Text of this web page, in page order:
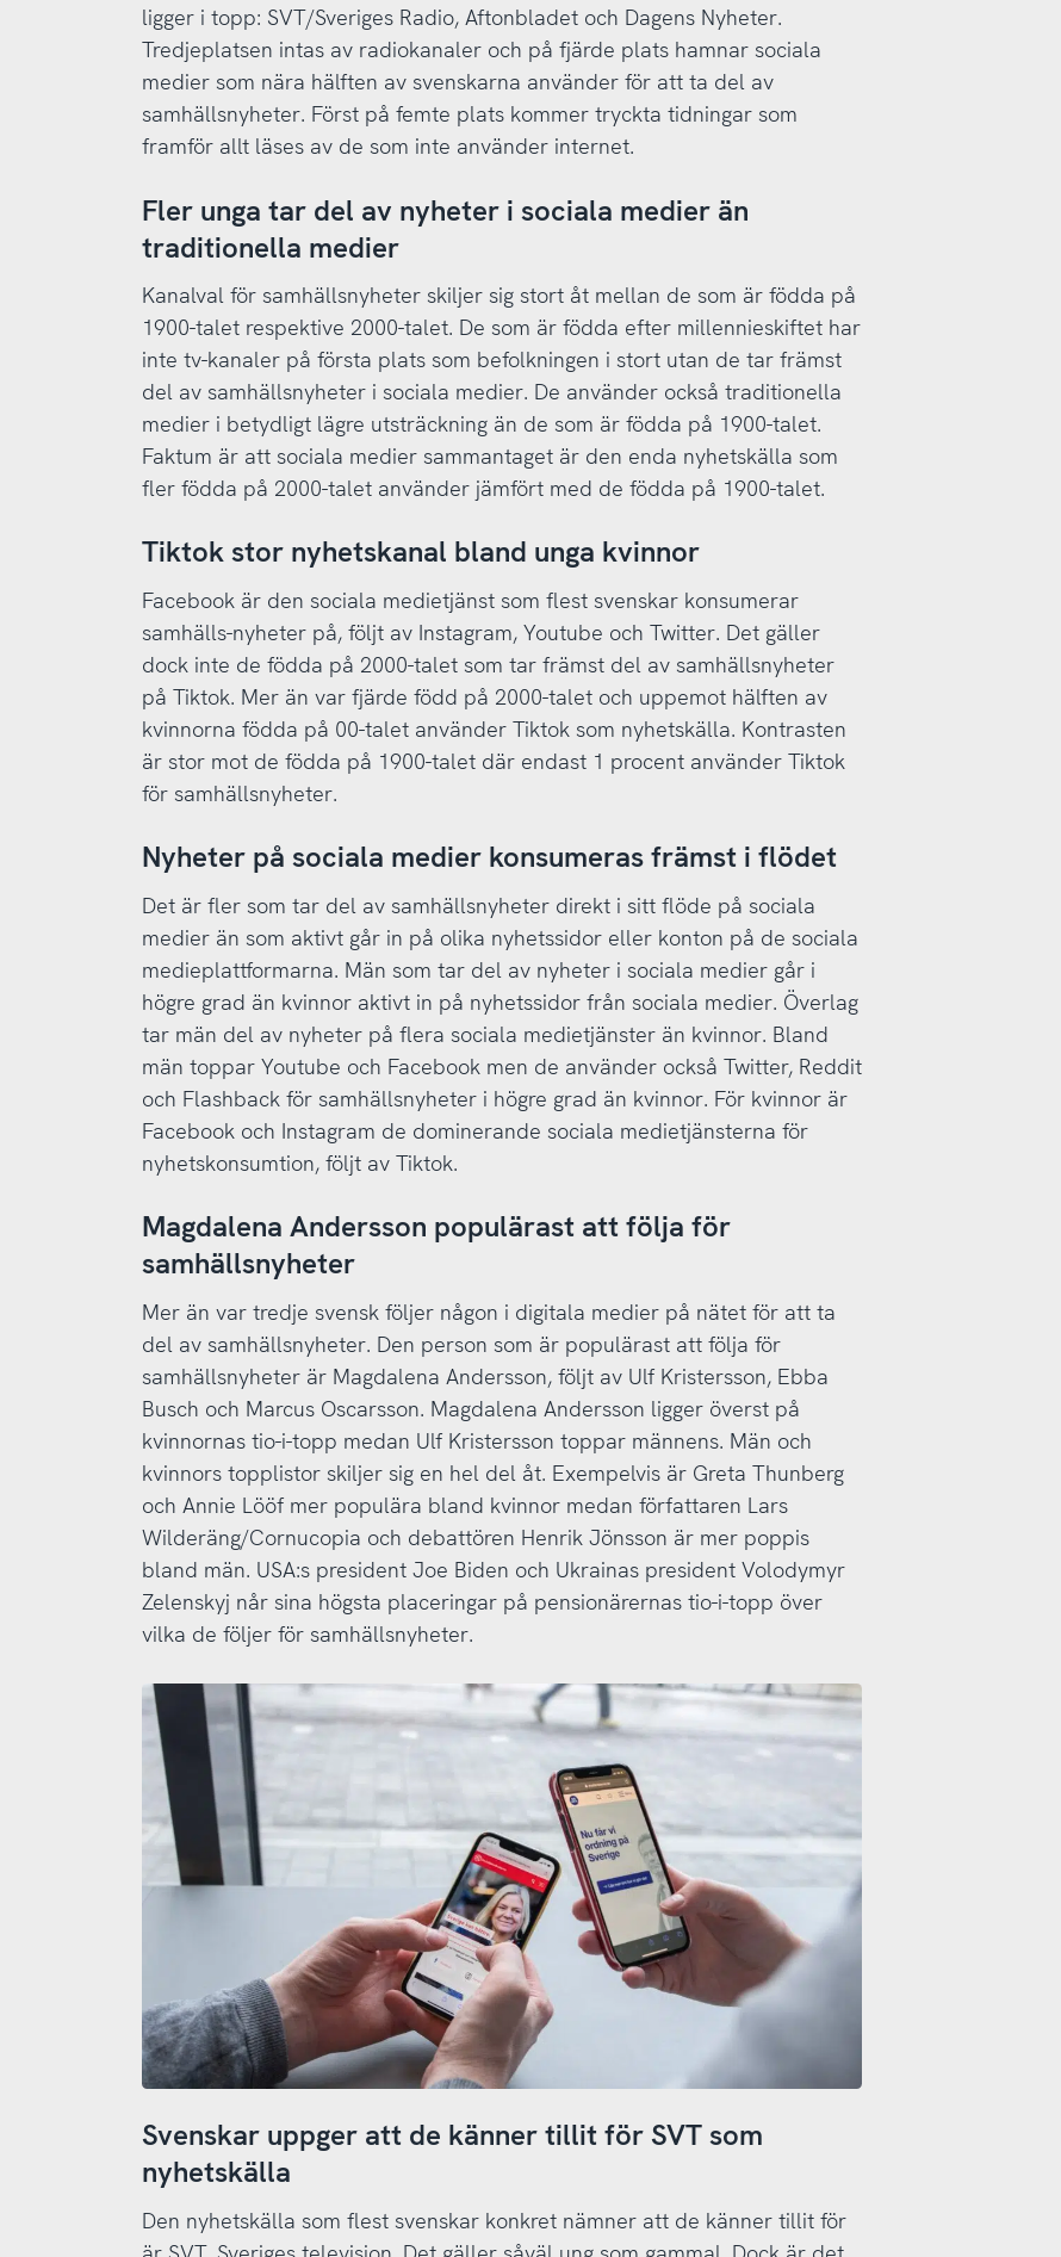
ligger i topp: SVT/Sveriges Radio, Aftonbladet och Dagens Nyheter.
Tredjeplatsen intas av radiokanaler och på fjärde plats hamnar sociala
medier som nära hälften av svenskarna använder för att ta del av
samhällsnyheter. Först på femte plats kommer tryckta tidningar som
framför allt läses av de som inte använder internet.
Fler unga tar del av nyheter i sociala medier än
traditionella medier
Kanalval för samhällsnyheter skiljer sig stort åt mellan de som är födda på
1900-talet respektive 2000-talet. De som är födda efter millennieskiftet har
inte tv-kanaler på första plats som befolkningen i stort utan de tar främst
del av samhällsnyheter i sociala medier. De använder också traditionella
medier i betydligt lägre utsträckning än de som är födda på 1900-talet.
Faktum är att sociala medier sammantaget är den enda nyhetskälla som
fler födda på 2000-talet använder jämfört med de födda på 1900-talet.
Tiktok stor nyhetskanal bland unga kvinnor
Facebook är den sociala medietjänst som flest svenskar konsumerar
samhälls-nyheter på, följt av Instagram, Youtube och Twitter. Det gäller
dock inte de födda på 2000-talet som tar främst del av samhällsnyheter
på Tiktok. Mer än var fjärde född på 2000-talet och uppemot hälften av
kvinnorna födda på 00-talet använder Tiktok som nyhetskälla. Kontrasten
är stor mot de födda på 1900-talet där endast 1 procent använder Tiktok
för samhällsnyheter.
Nyheter på sociala medier konsumeras främst i flödet
Det är fler som tar del av samhällsnyheter direkt i sitt flöde på sociala
medier än som aktivt går in på olika nyhetssidor eller konton på de sociala
medieplattformarna. Män som tar del av nyheter i sociala medier går i
högre grad än kvinnor aktivt in på nyhetssidor från sociala medier. Överlag
tar män del av nyheter på flera sociala medietjänster än kvinnor. Bland
män toppar Youtube och Facebook men de använder också Twitter, Reddit
och Flashback för samhällsnyheter i högre grad än kvinnor. För kvinnor är
Facebook och Instagram de dominerande sociala medietjänsterna för
nyhetskonsumtion, följt av Tiktok.
Magdalena Andersson populärast att följa för
samhällsnyheter
Mer än var tredje svensk följer någon i digitala medier på nätet för att ta
del av samhällsnyheter. Den person som är populärast att följa för
samhällsnyheter är Magdalena Andersson, följt av Ulf Kristersson, Ebba
Busch och Marcus Oscarsson. Magdalena Andersson ligger överst på
kvinnornas tio-i-topp medan Ulf Kristersson toppar männens. Män och
kvinnors topplistor skiljer sig en hel del åt. Exempelvis är Greta Thunberg
och Annie Lööf mer populära bland kvinnor medan författaren Lars
Wilderäng/Cornucopia och debattören Henrik Jönsson är mer poppis
bland män. USA:s president Joe Biden och Ukrainas president Volodymyr
Zelenskyj når sina högsta placeringar på pensionärernas tio-i-topp över
vilka de följer för samhällsnyheter.
Svenskar uppger att de känner tillit för SVT som
nyhetskälla
Den nyhetskälla som flest svenskar konkret nämner att de känner tillit för